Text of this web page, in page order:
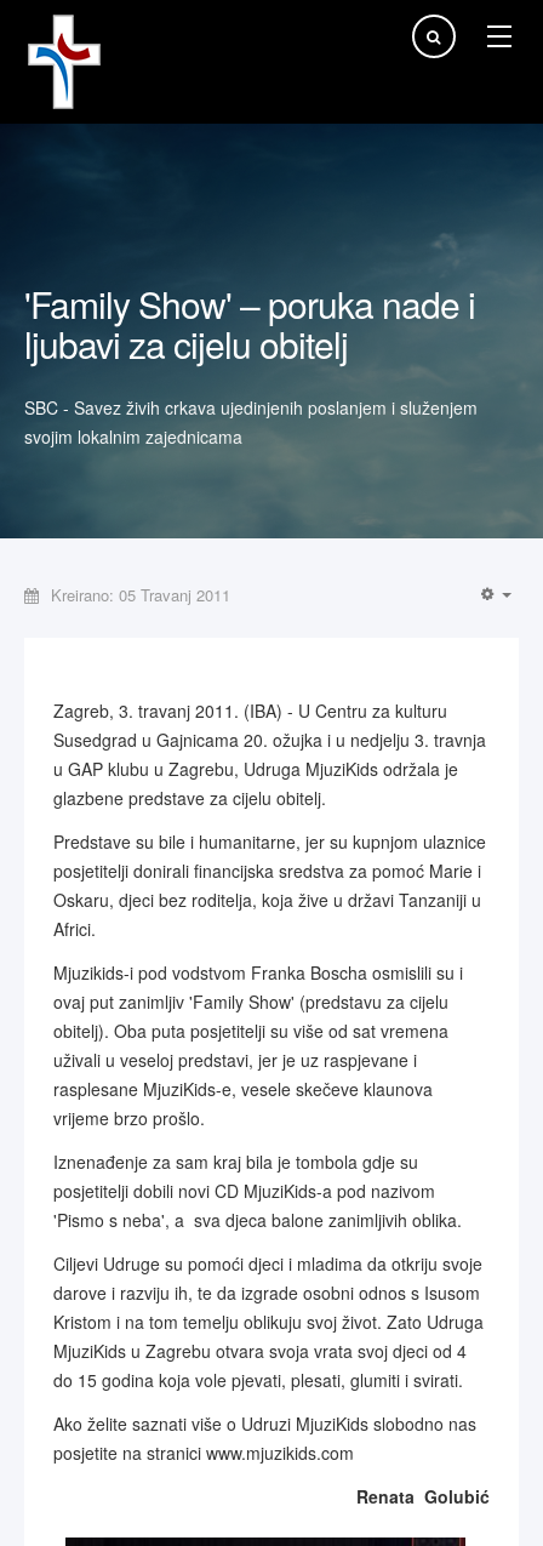
Traži...
'Family Show' – poruka nade i
ljubavi za cijelu obitelj
SBC - Savez živih crkava ujedinjenih poslanjem i služenjem
svojim lokalnim zajednicama
Kreirano: 05 Travanj 2011
Zagreb, 3. travanj 2011. (IBA) - U Centru za kulturu
Susedgrad u Gajnicama 20. ožujka i u nedjelju 3. travnja
u GAP klubu u Zagrebu, Udruga MjuziKids održala je
glazbene predstave za cijelu obitelj.
Predstave su bile i humanitarne, jer su kupnjom ulaznice
posjetitelji donirali financijska sredstva za pomoć Marie i
Oskaru, djeci bez roditelja, koja žive u državi Tanzaniji u
Africi.
Mjuzikids-i pod vodstvom Franka Boscha osmislili su i
ovaj put zanimljiv 'Family Show' (predstavu za cijelu
obitelj). Oba puta posjetitelji su više od sat vremena
uživali u veseloj predstavi, jer je uz raspjevane i
rasplesane MjuziKids-e, vesele skečeve klaunova
vrijeme brzo prošlo.
Iznenađenje za sam kraj bila je tombola gdje su
posjetitelji dobili novi CD MjuziKids-a pod nazivom
'Pismo s neba', a sva djeca balone zanimljivih oblika.
Ciljevi Udruge su pomoći djeci i mladima da otkriju svoje
darove i razviju ih, te da izgrade osobni odnos s Isusom
Kristom i na tom temelju oblikuju svoj život. Zato Udruga
MjuziKids u Zagrebu otvara svoja vrata svoj djeci od 4
do 15 godina koja vole pjevati, plesati, glumiti i svirati.
Ako želite saznati više o Udruzi MjuziKids slobodno nas
posjetite na stranici www.mjuzikids.com
Renata Golubić